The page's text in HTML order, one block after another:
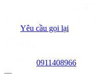
Yêu cầu gọi lại
0911408966